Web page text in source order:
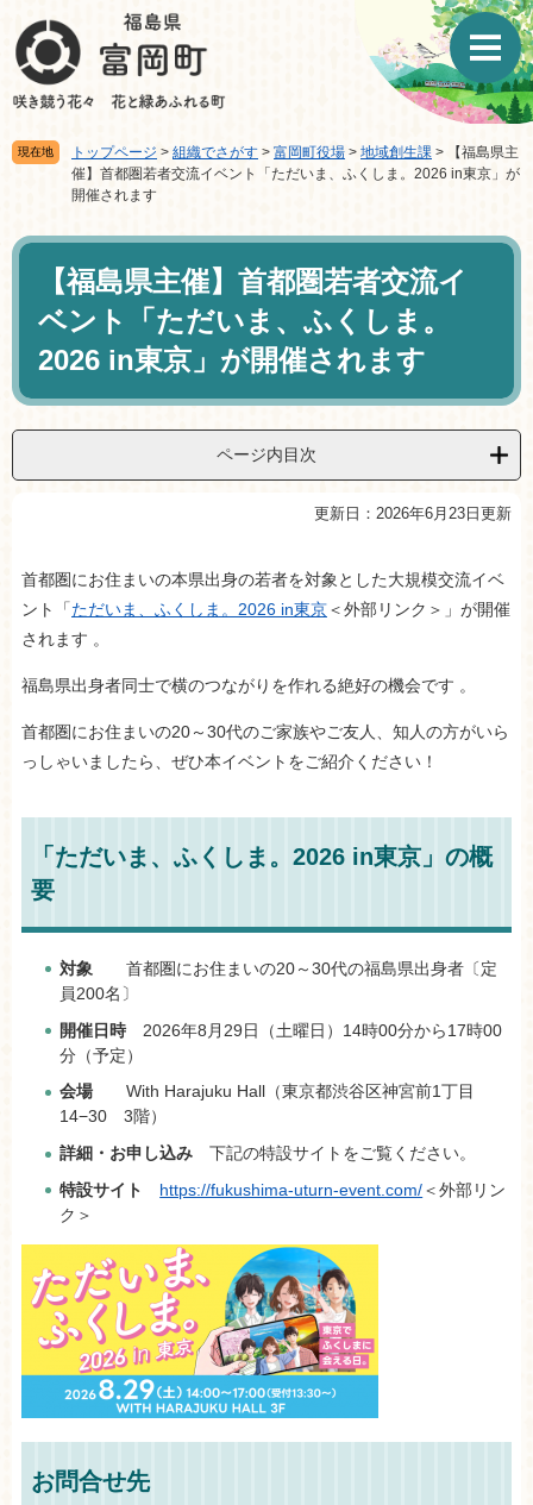
ジ
先
頭
で
ュ
を
飛
ば
現在地 トップページ > 組織でさがす > 富岡町役場 > 地域創生課 >
【福島県主
催】首都圏若者交流イベント「ただいま、ふくしま。2026 in東京」が
開催されます
本
【福島県主催】首都圏若者交流イ
ベント「ただいま、ふくしま。
2026 in東京」が開催されます
ページ内目次
更新日：2026年6月23日更新
首都圏にお住まいの本県出身の若者を対象とした大規模交流イベ
ント「ただいま、ふくしま。2026 in東京＜外部リンク＞ 」が開催
されます 。
福島県出身者同士で横のつながりを作れる絶好の機会です 。
首都圏にお住まいの20～30代のご家族やご友人、知人の方がいら
っしゃいましたら、ぜひ本イベントをご紹介ください！
「ただいま、ふくしま。2026 in東京」の概
要
対象
首都圏にお住まいの20～30代の福島県出身者〔定
員200名〕
開催日時 2026年8月29日（土曜日）14時00分から17時00
分（予定）
会場With Harajuku Hall（東京都渋谷区神宮前1丁目
14−30 3階）
詳細・お申し込み 下記の特設サイトをご覧ください。
特設サイト
https://fukushima-uturn-event.com/＜外部リン
ク＞
お問合せ先